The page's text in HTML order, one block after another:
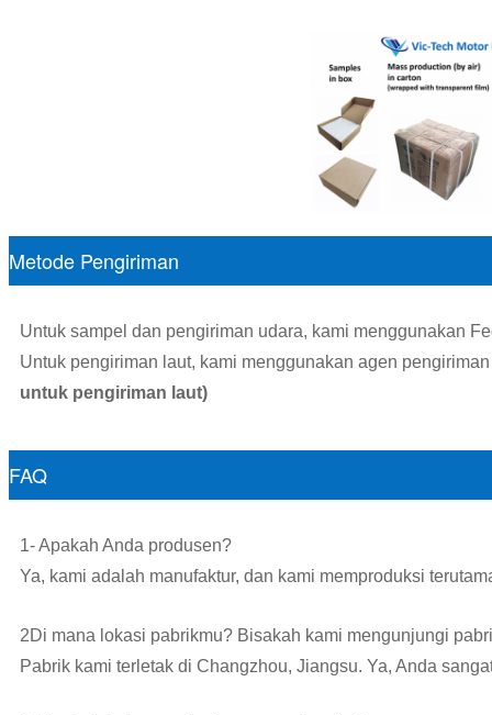
Metode Pengiriman
Untuk sampel dan pengiriman udara, kami menggunakan
Untuk pengiriman laut, kami menggunakan agen
untuk pengiriman laut)
FAQ
1- Apakah Anda produsen?
Ya, kami adalah manufaktur, dan kami memproduksi
2Di mana lokasi pabrikmu? Bisakah kami mengunjungi
Pabrik kami terletak di Changzhou, Jiangsu. Ya, Anda